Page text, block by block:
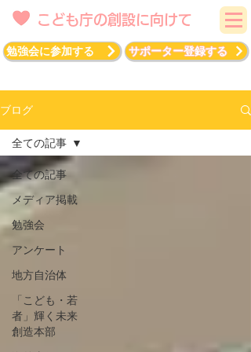
こども庁の創設に向けて
勉強会に参加する サポーター登録する
ブログ
全ての記事
メディア掲載
勉強会
アンケート
地方自治体
「こども・若
者」輝く未来
創造本部
全ての記事